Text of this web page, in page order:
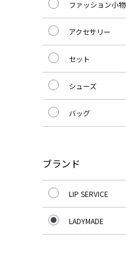
ファッション小物
アクセサリー
セット
シューズ
バッグ
ブランド
LIP SERVICE
LADYMADE